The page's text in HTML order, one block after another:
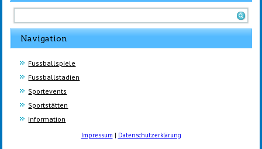
Navigation
Fussballspiele
Fussballstadien
Sportevents
Sportstätten
Information
Impressum | Datenschutzerklärung